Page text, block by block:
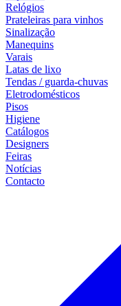
Relógios
Prateleiras para vinhos
Sinalização
Manequins
Varais
Latas de lixo
Tendas / guarda-chuvas
Eletrodomésticos
Pisos
Higiene
Catálogos
Designers
Feiras
Notícias
Contacto